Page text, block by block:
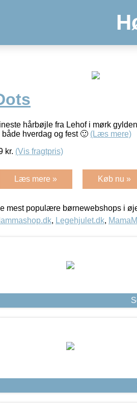
hårbøjle fra Lehof i mørk
både hverdag og fest 🙂 (Læs mere)
kr. (Vis fragtpris)
Læs mere » Køb nu »
mest populære børnewebshops i
, Legehjulet.dk,